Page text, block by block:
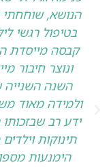
הנושא, שוחחתי
בטיפול רגשי
קבסה מייסדת
ונוצר חיבור
השנה השנייה
ולמידה מאוד
ידע רב
תינוקות
הימנעות